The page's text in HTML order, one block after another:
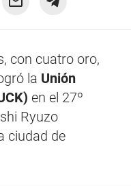
con cuatro oro,
la Unión
en el 27º
Ryuzo
ciudad de